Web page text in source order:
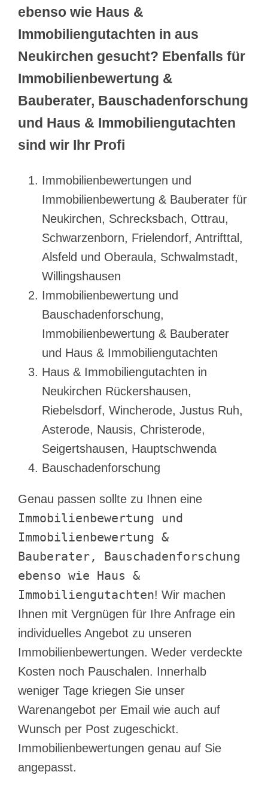
ebenso wie Haus &
Immobiliengutachten in aus
Neukirchen gesucht? Ebenfalls für
Immobilienbewertung &
Bauberater, Bauschadenforschung
und Haus & Immobiliengutachten
sind wir Ihr Profi
Immobilienbewertungen und
Immobilienbewertung & Bauberater für
Neukirchen, Schrecksbach, Ottrau,
Schwarzenborn, Frielendorf, Antrifttal,
Alsfeld und Oberaula, Schwalmstadt,
Willingshausen
Immobilienbewertung und
Bauschadenforschung,
Immobilienbewertung & Bauberater
und Haus & Immobiliengutachten
Haus & Immobiliengutachten in
Neukirchen Rückershausen,
Riebelsdorf, Wincherode, Justus Ruh,
Asterode, Nausis, Christerode,
Seigertshausen, Hauptschwenda
Bauschadenforschung
Genau passen sollte zu Ihnen eine
Immobilienbewertung und
Immobilienbewertung &
Bauberater, Bauschadenforschung
ebenso wie Haus &
Immobiliengutachten! Wir machen
Ihnen mit Vergnügen für Ihre Anfrage ein
individuelles Angebot zu unseren
Immobilienbewertungen. Weder verdeckte
Kosten noch Pauschalen. Innerhalb
weniger Tage kriegen Sie unser
Warenangebot per Email wie auch auf
Wunsch per Post zugeschickt.
Immobilienbewertungen genau auf Sie
angepasst.